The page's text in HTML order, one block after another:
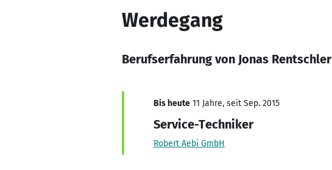
Werdegang
Berufserfahrung von Jonas Rentschler
Bis heute 11 Jahre, seit Sep. 2015
Service-Techniker
Robert Aebi GmbH